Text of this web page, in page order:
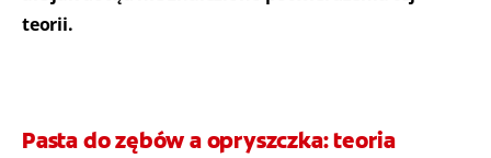
teorii.
Pasta do zębów a opryszczka: teoria